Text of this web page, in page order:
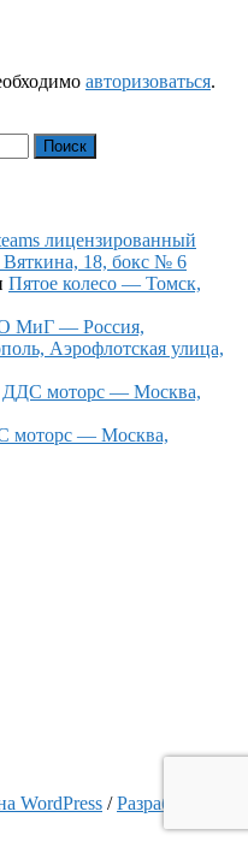
авторизоваться.
Поиск
лицензированный
18, бокс № 6
Пятое колесо — Томск,
МиГ — Россия,
Аэрофлотская улица,
ДДС моторс — Москва,
моторс — Москва,
WordPress / Разработчик